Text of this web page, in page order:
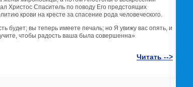
Христос Спаситель по поводу Его предстоящих
крови на кресте за спасение рода человеческого.
будет; вы теперь имеете печаль; но Я увижу вас опять, и
чтобы радость ваша была совершенна»
Читать -->